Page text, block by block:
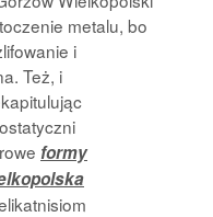
metalu, bo
i
Też, i
formy